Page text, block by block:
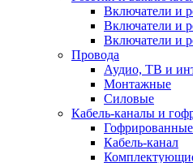
Включатели и
Включатели и
Включатели и
Провода
Аудио, ТВ и
Монтажные
Силовые
Кабель-каналы и
Кабель-канал